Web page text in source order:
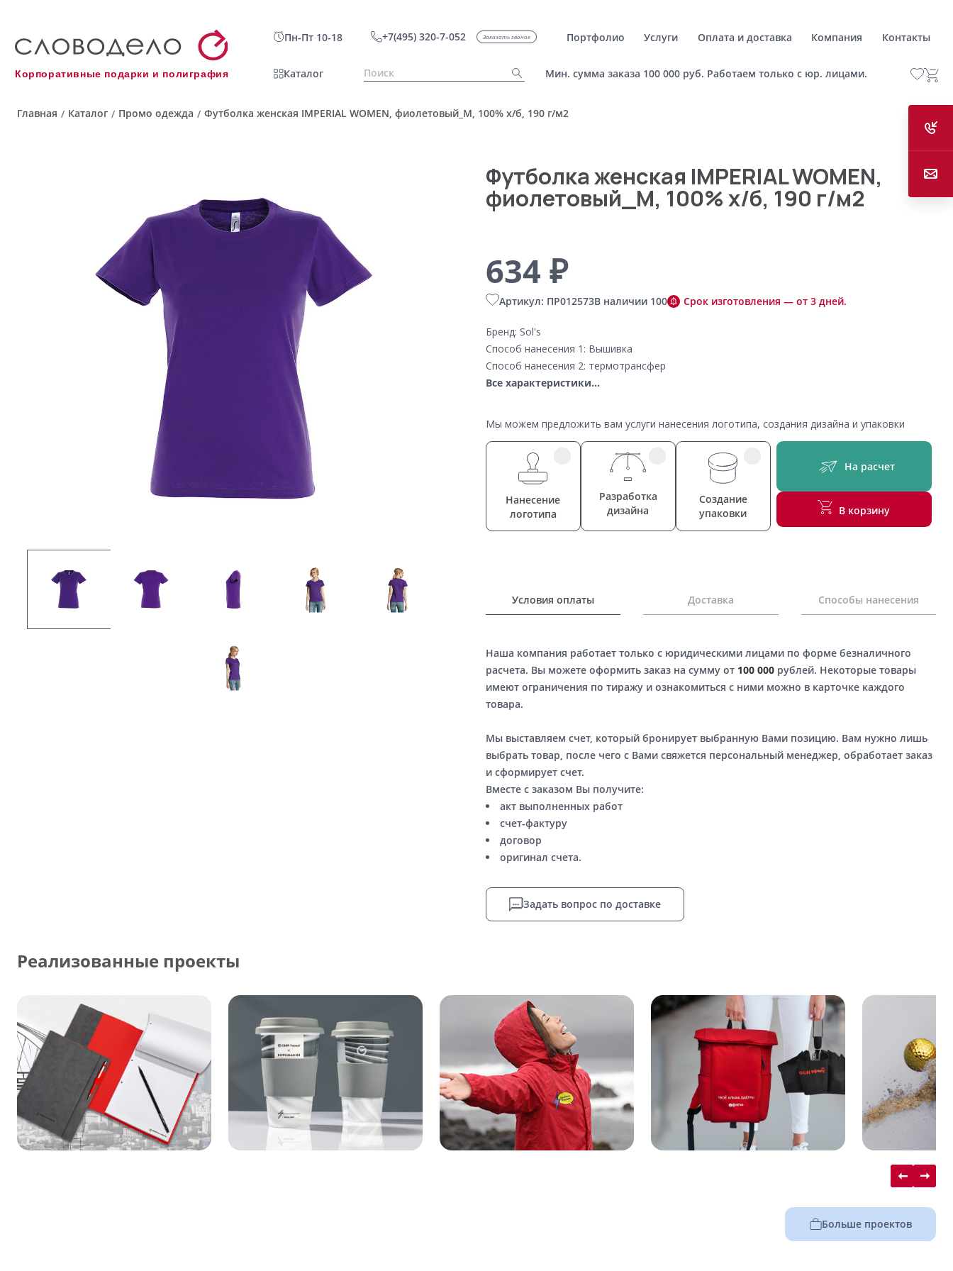
Корпоративные подарки и полиграфия
Пн-Пт 10-18 +7(495) 320-7-052 Заказать звонок Портфолио Услуги Оплата и доставка Компания Контакты
Каталог Мин. сумма заказа 100 000 руб. Работаем только с юр. лицами.
Главная / Каталог / Промо одежда / Футболка женская IMPERIAL WOMEN, фиолетовый_M, 100% х/б, 190 г/м2
Футболка женская IMPERIAL WOMEN,
фиолетовый_M, 100% х/б, 190 г/м2
634 ₽
Артикул: ПР012573В наличии 100 Срок изготовления — от 3 дней.
Бренд: Sol's
Способ нанесения 1: Вышивка
Способ нанесения 2: термотрансфер
Все характеристики...
Мы можем предложить вам услуги нанесения логотипа, создания дизайна и упаковки
Нанесение
логотипа
Разработка
дизайна
Создание
упаковки
На расчет
В корзину
Условия оплаты Доставка Способы нанесения
Наша компания работает только с юридическими лицами по форме безналичного
расчета. Вы можете оформить заказ на сумму от 100 000рублей. Некоторые товары
имеют ограничения по тиражу и ознакомиться с ними можно в карточке каждого
товара.
Мы выставляем счет, который бронирует выбранную Вами позицию. Вам нужно лишь
выбрать товар, после чего с Вами свяжется персональный менеджер, обработает заказ
и сформирует счет.
Вместе с заказом Вы получите:
акт выполненных работ
счет-фактуру
договор
оригинал счета.
Задать вопрос по доставке
Реализованные проекты
Больше проектов